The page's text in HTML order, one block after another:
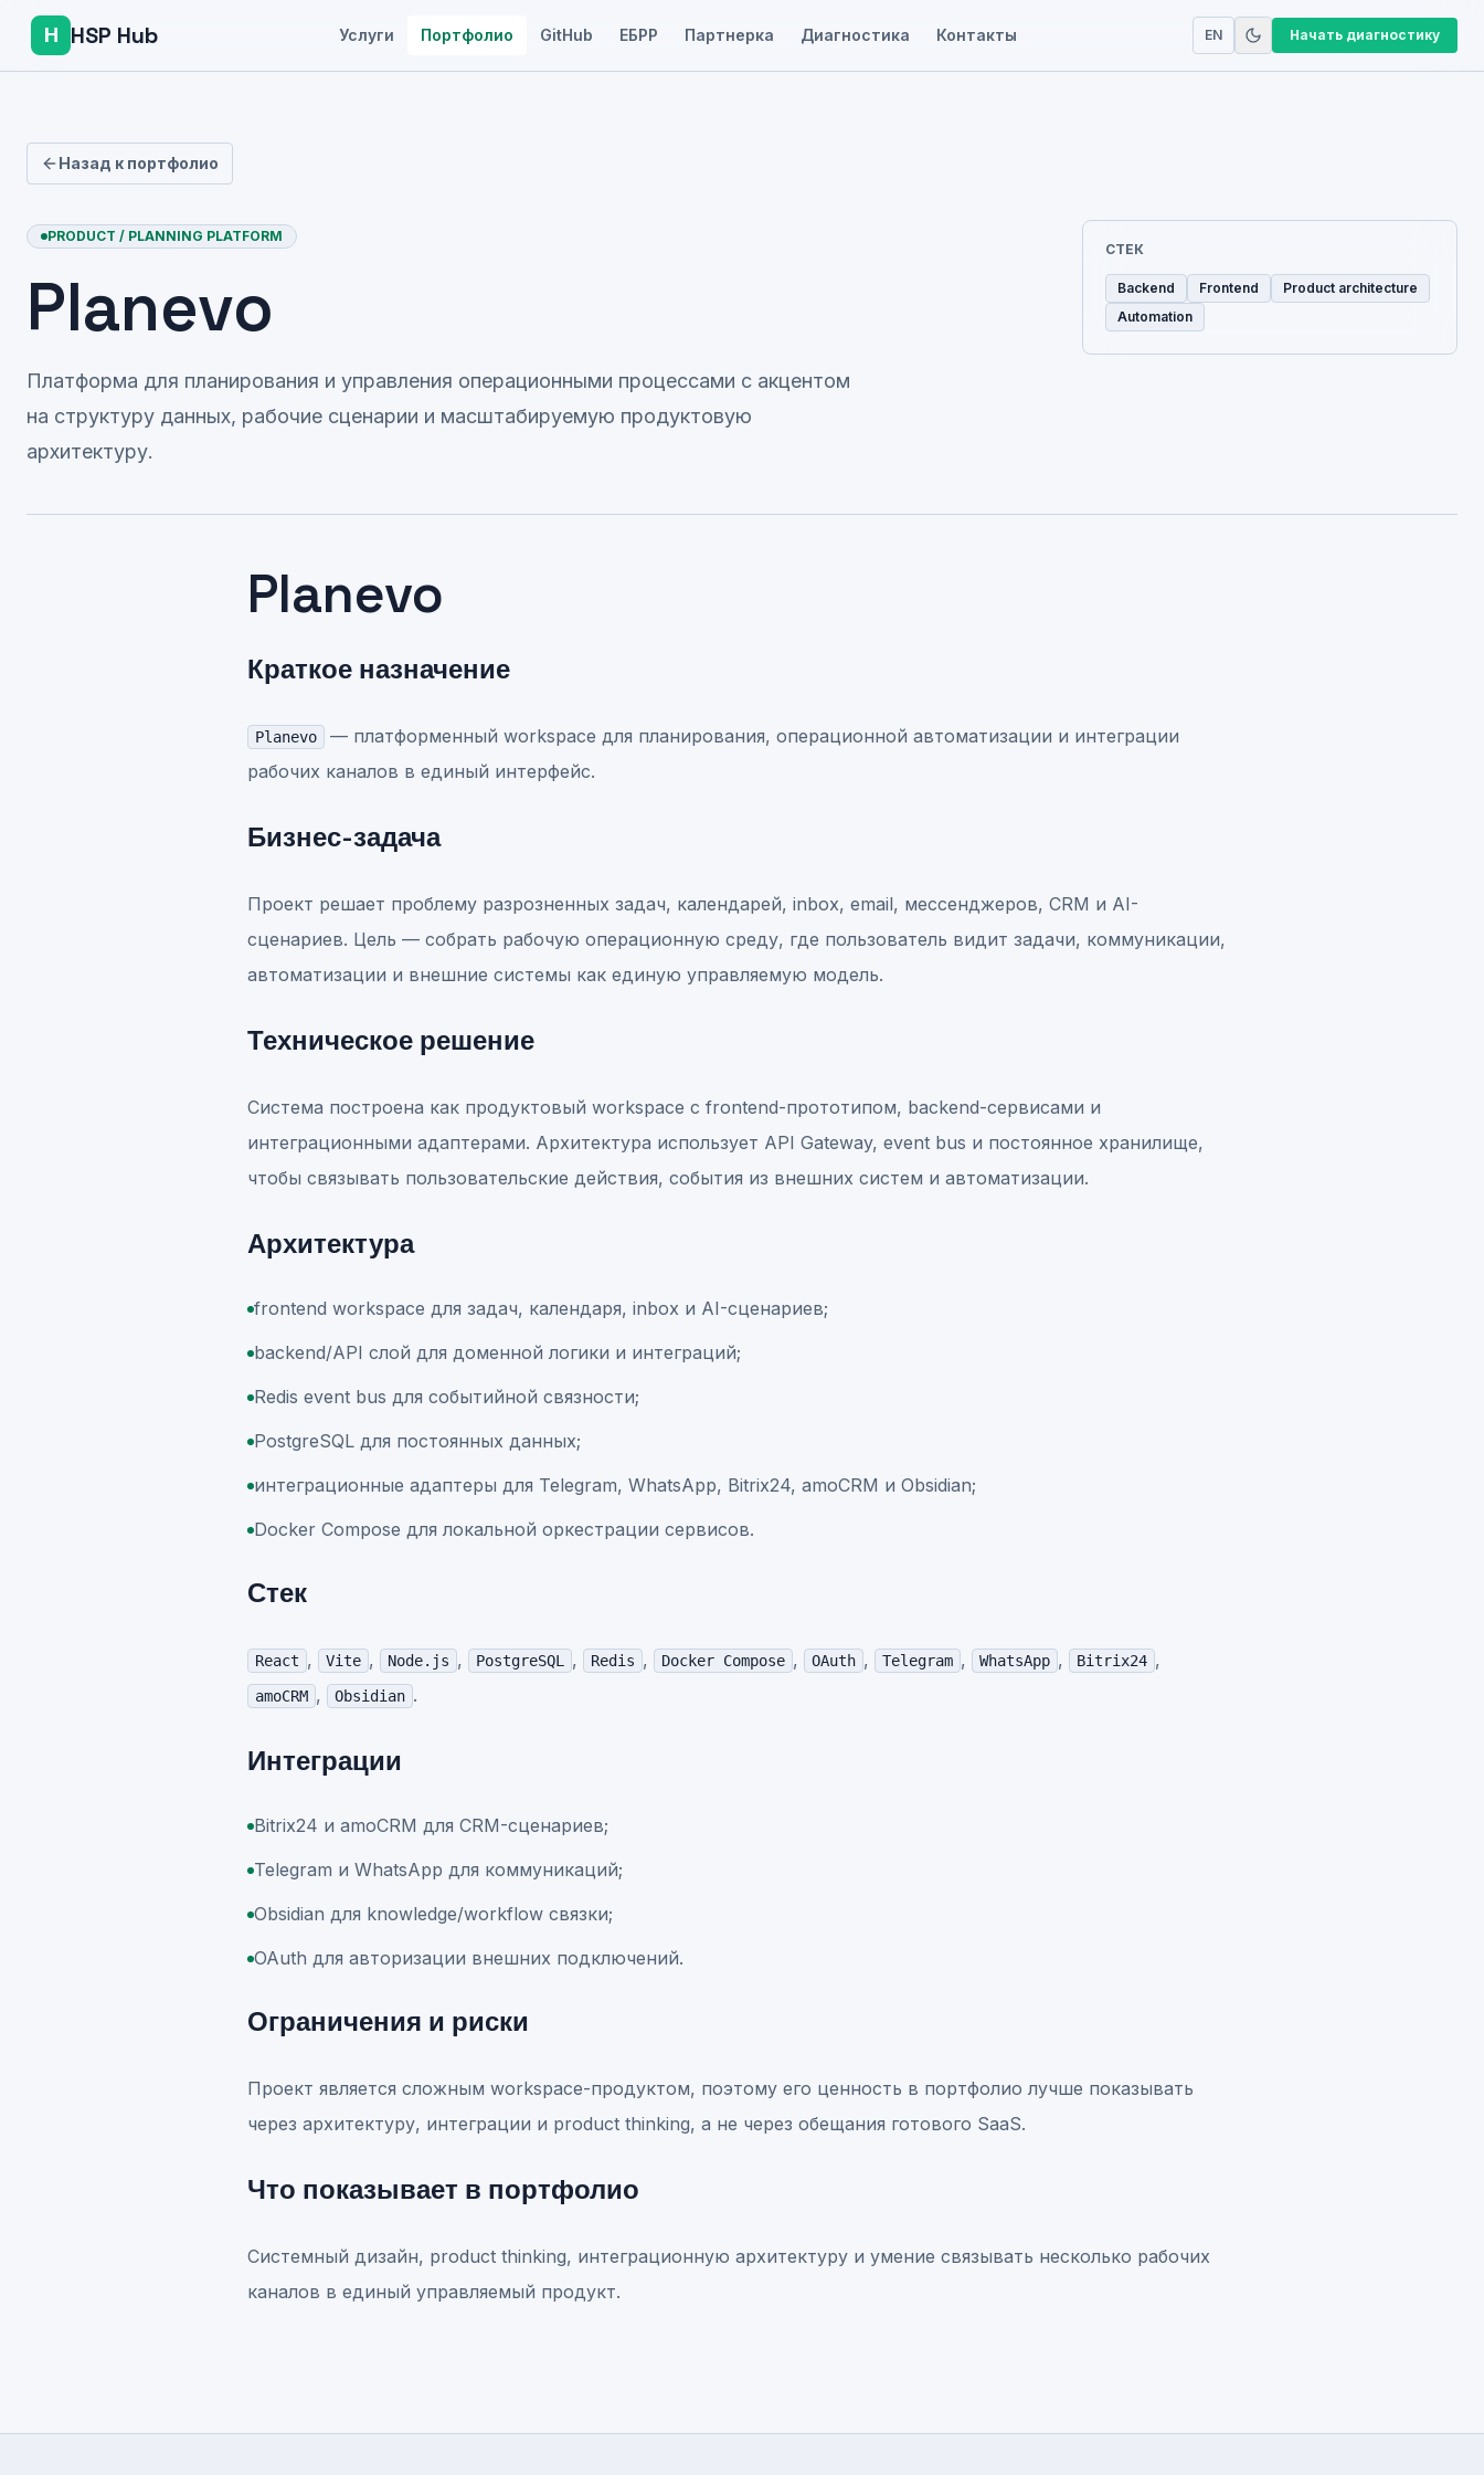
H HSP Hub Услуги Портфолио GitHub ЕБРР Партнерка Диагностика Контакты EN Начать диагностику
Назад к портфолио
PRODUCT / PLANNING PLATFORM
Planevo
Платформа для планирования и управления операционными процессами с акцентом
на структуру данных, рабочие сценарии и масштабируемую продуктовую
архитектуру.
СТЕК
Backend Frontend
Product architecture
Automation
Planevo
Краткое назначение
Planevo
— платформенный workspace для планирования, операционной автоматизации и интеграции
рабочих каналов в единый интерфейс.
Бизнес-задача
Проект решает проблему разрозненных задач, календарей, inbox, email, мессенджеров, CRM и AI-
сценариев. Цель — собрать рабочую операционную среду, где пользователь видит задачи, коммуникации,
автоматизации и внешние системы как единую управляемую модель.
Техническое решение
Система построена как продуктовый workspace с frontend-прототипом, backend-сервисами и
интеграционными адаптерами. Архитектура использует API Gateway, event bus и постоянное хранилище,
чтобы связывать пользовательские действия, события из внешних систем и автоматизации.
Архитектура
frontend workspace для задач, календаря, inbox и AI-сценариев;
backend/API слой для доменной логики и интеграций;
Redis event bus для событийной связности;
PostgreSQL для постоянных данных;
интеграционные адаптеры для Telegram, WhatsApp, Bitrix24, amoCRM и Obsidian;
Docker Compose для локальной оркестрации сервисов.
Стек
React , Vite , Node.js , PostgreSQL , Redis , Docker Compose , OAuth , Telegram , WhatsApp , Bitrix24 ,
amoCRM , Obsidian .
Интеграции
Bitrix24 и amoCRM для CRM-сценариев;
Telegram и WhatsApp для коммуникаций;
Obsidian для knowledge/workflow связки;
OAuth для авторизации внешних подключений.
Ограничения и риски
Проект является сложным workspace-продуктом, поэтому его ценность в портфолио лучше показывать
через архитектуру, интеграции и product thinking, а не через обещания готового SaaS.
Что показывает в портфолио
Системный дизайн, product thinking, интеграционную архитектуру и умение связывать несколько рабочих
каналов в единый управляемый продукт.